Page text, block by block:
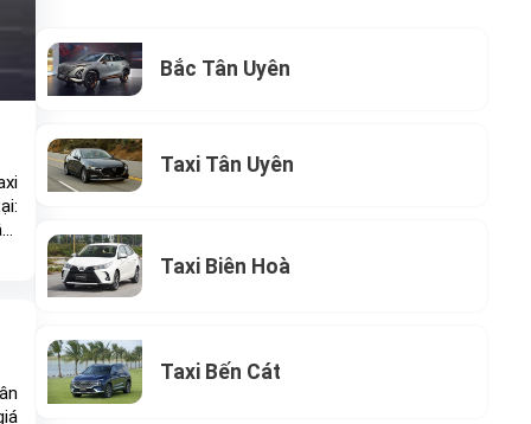
Bắc Tân Uyên
Taxi Tân Uyên
Taxi Biên Hoà
Taxi Bến Cát